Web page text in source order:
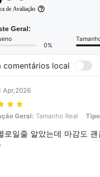
de Avaliação
Geral:
0%
comentários local
Apr,2026
Geral: Tamanho Real, Tipo de
Geral: Tamanho Real
로일줄 알았는데 마감도